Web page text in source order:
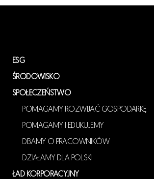
ESG
ŚRODOWISKO
SPOŁECZEŃSTWO
POMAGAMY ROZWIJAĆ GOSPODARKĘ
POMAGAMY I EDUKUJEMY
DBAMY O PRACOWNIKÓW
DZIAŁAMY DLA POLSKI
ŁAD KORPORACYJNY